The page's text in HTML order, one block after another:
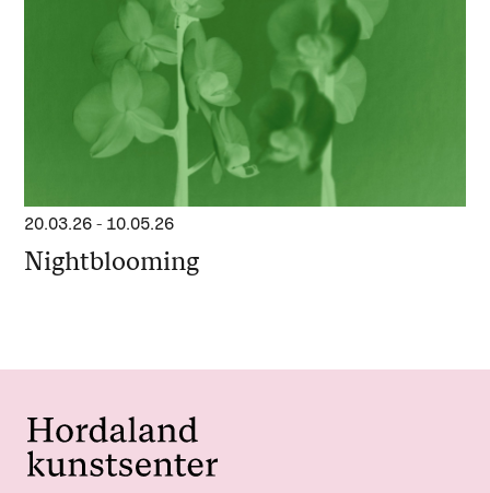
20.03.26 - 10.05.26
Nightblooming